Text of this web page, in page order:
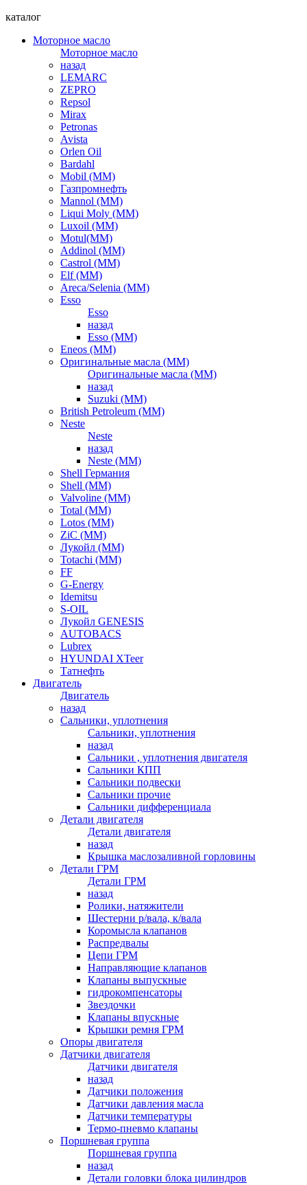
каталог
Моторное масло
Моторное масло
назад
LEMARC
ZEPRO
Repsol
Mirax
Petronas
Avista
Orlen Oil
Bardahl
Mobil (ММ)
Газпромнефть
Mannol (ММ)
Liqui Moly (ММ)
Luxoil (ММ)
Motul(ММ)
Addinol (ММ)
Castrol (ММ)
Elf (ММ)
Areca/Selenia (ММ)
Esso
Esso
назад
Esso (ММ)
Eneos (ММ)
Оригинальные масла (ММ)
Оригинальные масла (ММ)
назад
Suzuki (ММ)
British Petroleum (ММ)
Neste
Neste
назад
Neste (ММ)
Shell Германия
Shell (ММ)
Valvoline (ММ)
Total (ММ)
Lotos (ММ)
ZiC (ММ)
Лукойл (ММ)
Totachi (MM)
FF
G-Energy
Idemitsu
S-OIL
Лукойл GENESIS
AUTOBACS
Lubrex
HYUNDAI XTeer
Татнефть
Двигатель
Двигатель
назад
Сальники, уплотнения
Сальники, уплотнения
назад
Сальники , уплотнения двигателя
Сальники КПП
Сальники подвески
Сальники прочие
Сальники дифференциала
Детали двигателя
Детали двигателя
назад
Крышка маслозаливной горловины
Детали ГРМ
Детали ГРМ
назад
Ролики, натяжители
Шестерни р/вала, к/вала
Коромысла клапанов
Распредвалы
Цепи ГРМ
Направляющие клапанов
Клапаны выпускные
гидрокомпенсаторы
Звездочки
Клапаны впускные
Крышки ремня ГРМ
Опоры двигателя
Датчики двигателя
Датчики двигателя
назад
Датчики положения
Датчики давления масла
Датчики температуры
Термо-пневмо клапаны
Поршневая группа
Поршневая группа
назад
Детали головки блока цилиндров